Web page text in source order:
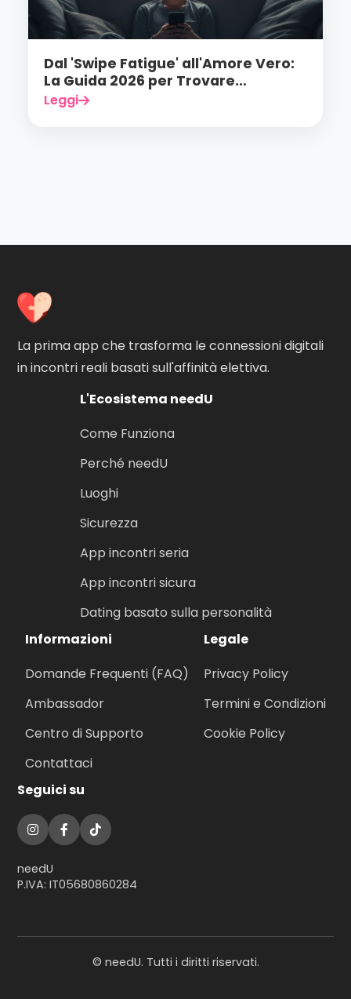
Dal 'Swipe Fatigue' all'Amore Vero:
La Guida 2026 per Trovare
Connessioni Autentiche
Leggi
La prima app che trasforma le connessioni digitali
in incontri reali basati sull'affinità elettiva.
L'Ecosistema needU
Come Funziona
Perché needU
Luoghi
Sicurezza
App incontri seria
App incontri sicura
Dating basato sulla personalità
Informazioni
Domande Frequenti (FAQ)
Ambassador
Centro di Supporto
Contattaci
Legale
Privacy Policy
Termini e Condizioni
Cookie Policy
Seguici su
needU
P.IVA: IT05680860284
© needU. Tutti i diritti riservati.